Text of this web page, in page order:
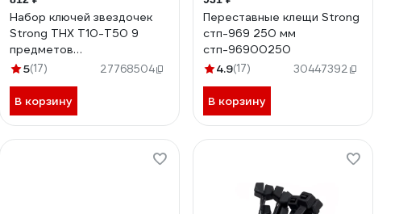
Набор ключей звездочек
Strong THX T10-T50 9
предметов
СТП-92300002
5(17) 27768504
В корзину
Переставные клещи Strong
стп-969 250 мм
стп-96900250
4.9(17) 30447392
В корзину